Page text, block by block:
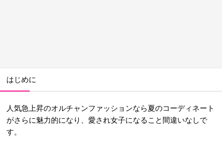
はじめに
人気急上昇のオルチャンファッションなら夏のコーディネート
がさらに魅力的になり、愛され女子になること間違いなしで
す。